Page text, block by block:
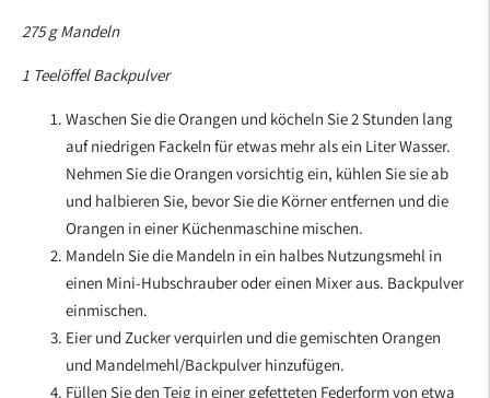
275 gMandeln
1 Teelöffel Backpulver
Waschen Sie die Orangen und köcheln Sie 2 Stunden lang
auf niedrigen Fackeln für etwas mehr als ein Liter Wasser.
Nehmen Sie die Orangen vorsichtig ein, kühlen Sie sie ab
und halbieren Sie, bevor Sie die Körner entfernen und die
Orangen in einer Küchenmaschine mischen.
Mandeln Sie die Mandeln in ein halbes Nutzungsmehl in
einen Mini-Hubschrauber oder einen Mixer aus. Backpulver
einmischen.
Eier und Zucker verquirlen und die gemischten Orangen
und Mandelmehl/Backpulver hinzufügen.
Füllen Sie den Teig in einer gefetteten Federform von etwa